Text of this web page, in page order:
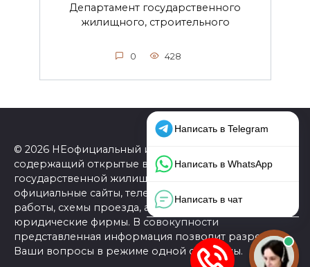
Департамент государственного
жилищного, строительного
0 428
© 2026 НЕофициальный информационный сайт,
содержащий открытые выверенные данные о
государственной жилищной инспекции (ГЖИ):
официальные сайты, телефоны, адреса, графики
работы, схемы проезда, а также ссылки на
юридические фирмы. В совокупности
представленная информация позволит разрешить
Ваши вопросы в режиме одной страницы.